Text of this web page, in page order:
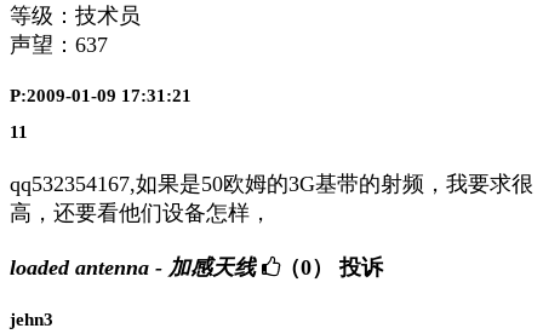
等级：技术员
声望： 637
P:2009-01-09 17:31:21
11
qq532354167,如果是50欧姆的3G基带的射频，我要求很
高，还要看他们设备怎样，
loaded antenna - 加感天线 （0） 投诉
jehn3